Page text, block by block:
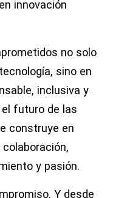
innovación
no solo
sino en
inclusiva y
futuro de las
construye en
y pasión.
Y desde